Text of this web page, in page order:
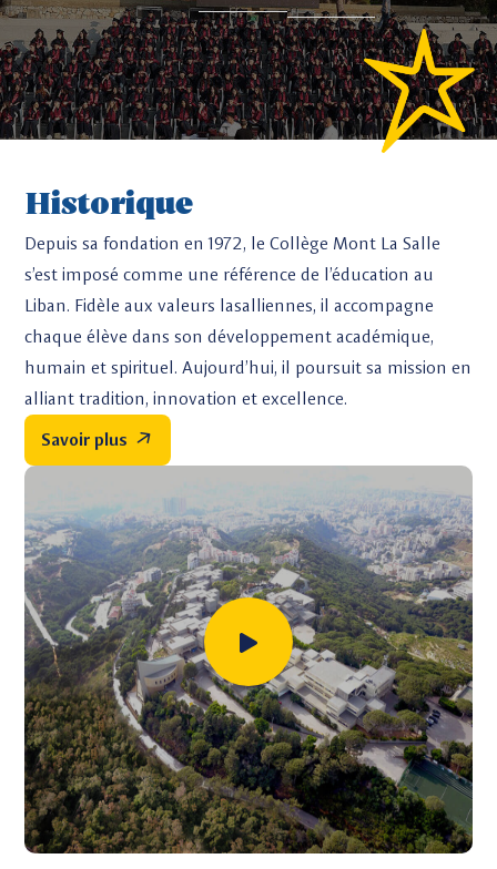
Historique
Depuis sa fondation en 1972, le Collège Mont La Salle
s’est imposé comme une référence de l’éducation au
Liban. Fidèle aux valeurs lasalliennes, il accompagne
chaque élève dans son développement académique,
humain et spirituel. Aujourd’hui, il poursuit sa mission en
alliant tradition, innovation et excellence.
Savoir plus